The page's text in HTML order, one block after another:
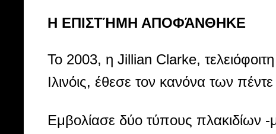
Η ΕΠΙΣΤΉΜΗ ΑΠΟΦΆΝΘΗΚΕ
Το 2003, η Jillian Clarke,
Ιλινόις, έθεσε τον κανόνα των
Εμβολίασε δύο τύπους πλακιδίων -